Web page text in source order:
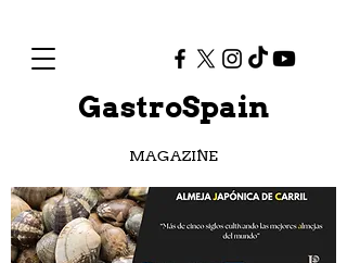
GastroSpain
MAGAZINE